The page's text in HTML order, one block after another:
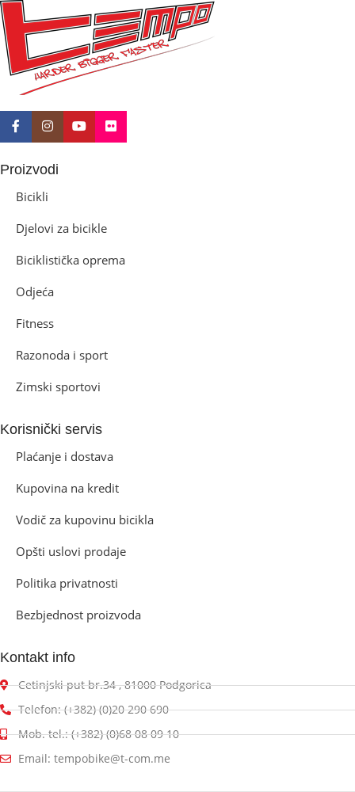
Proizvodi
Bicikli
Djelovi za bicikle
Biciklistička oprema
Odjeća
Fitness
Razonoda i sport
Zimski sportovi
Korisnički servis
Plaćanje i dostava
Kupovina na kredit
Vodič za kupovinu bicikla
Opšti uslovi prodaje
Politika privatnosti
Bezbjednost proizvoda
Kontakt info
Cetinjski put br.34 , 81000 Podgorica
Telefon: (+382) (0)20 290 690
Mob. tel.: (+382) (0)68 08 09 10
Email: tempobike@t-com.me